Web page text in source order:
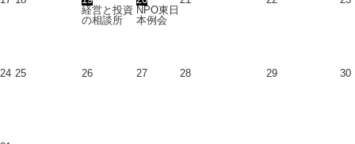
経営と投資
の相談所
NPO東日
本例会
24 25 26 27 28 29 30